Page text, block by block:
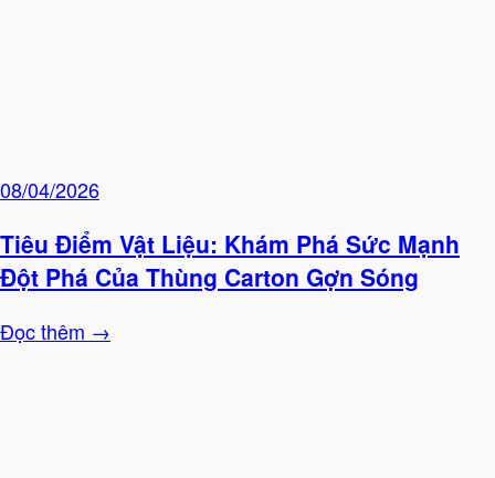
08/04/2026
Tiêu Điểm Vật Liệu: Khám Phá Sức Mạnh
Đột Phá Của Thùng Carton Gợn Sóng
Đọc thêm →